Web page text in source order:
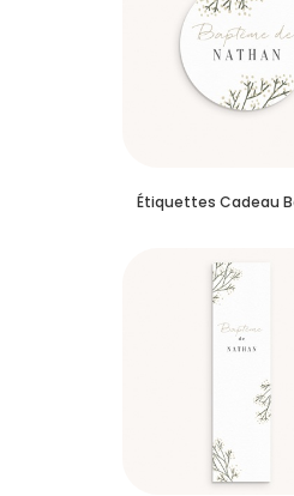
Étiquettes Cadeau